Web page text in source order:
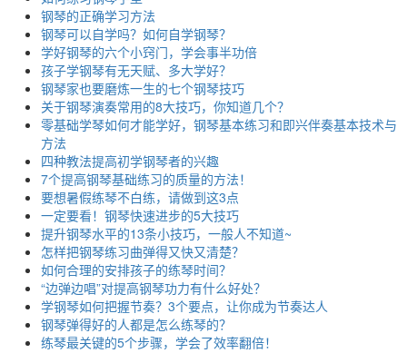
钢琴的正确学习方法
钢琴可以自学吗？如何自学钢琴？
学好钢琴的六个小窍门，学会事半功倍
孩子学钢琴有无天赋、多大学好？
钢琴家也要磨炼一生的七个钢琴技巧
关于钢琴演奏常用的8大技巧，你知道几个？
零基础学琴如何才能学好，钢琴基本练习和即兴伴奏基本技术与
方法
四种教法提高初学钢琴者的兴趣
7个提高钢琴基础练习的质量的方法！
要想暑假练琴不白练，请做到这3点
一定要看！钢琴快速进步的5大技巧
提升钢琴水平的13条小技巧，一般人不知道~
怎样把钢琴练习曲弹得又快又清楚？
如何合理的安排孩子的练琴时间？
“边弹边唱”对提高钢琴功力有什么好处？
学钢琴如何把握节奏？3个要点，让你成为节奏达人
钢琴弹得好的人都是怎么练琴的？
练琴最关键的5个步骤，学会了效率翻倍！